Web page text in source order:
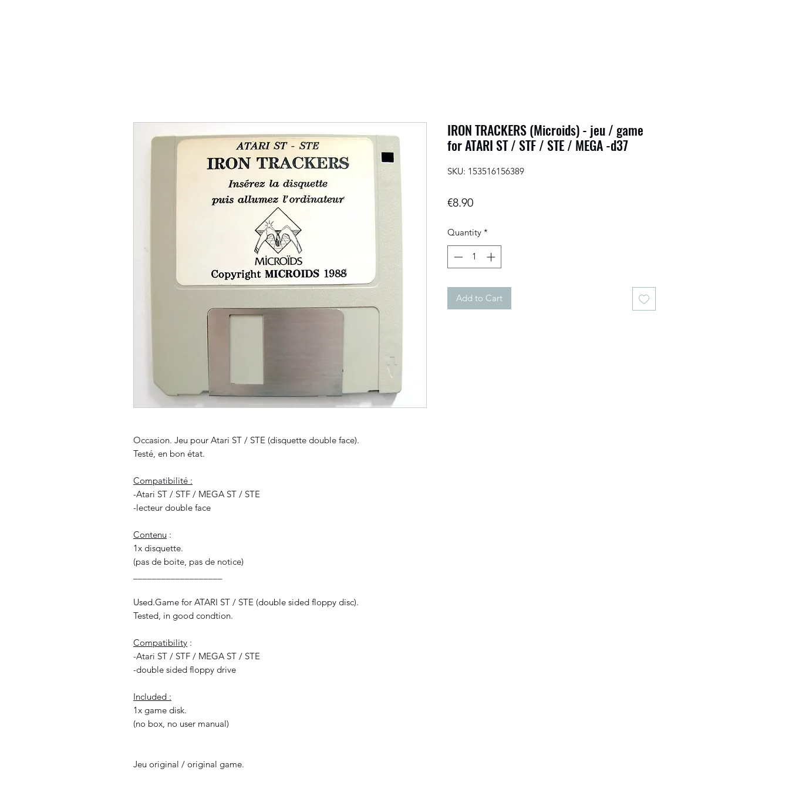
Occasion. Jeu pour Atari ST / STE (disquette double face).
Testé, en bon état.
Compatibilité :
-Atari ST / STF / MEGA ST / STE
-lecteur double face
Contenu :
1x disquette.
(pas de boite, pas de notice)
Used.Game for ATARI ST / STE (double sided floppy disc).
Tested, in good condtion.
Compatibility :
-Atari ST / STF / MEGA ST / STE
-double sided floppy drive
Included :
1x game disk.
(no box, no user manual)
Jeu original / original game.
IRON TRACKERS (Microids) - jeu / game
for ATARI ST / STF / STE / MEGA -d37
SKU: 153516156389
€8.90Price
Quantity *
Add to Cart